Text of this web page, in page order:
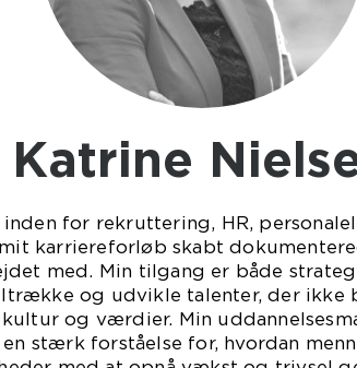
Katrine
for rekruttering, HR,
karriereforløb skabt
med. Min tilgang er både
og udvikle talenter, der ikke
kultur og værdier. Min
stærk forståelse for, hvordan